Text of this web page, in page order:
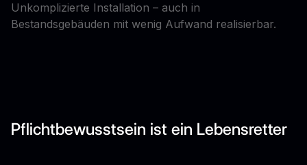
Unkomplizierte Installation – auch in
Bestandsgebäuden mit wenig Aufwand realisierbar.
Pflichtbewusstsein ist ein Lebensretter